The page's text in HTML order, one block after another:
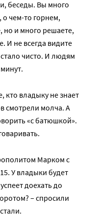
беседы. Вы много
чем-то горнем,
но и много решаете,
И не всегда видите
чисто. И людям
кто владыку не знает
смотрели молча. А
«с батюшкой».
Марком с
У владыки будет
доехать до
– спросили